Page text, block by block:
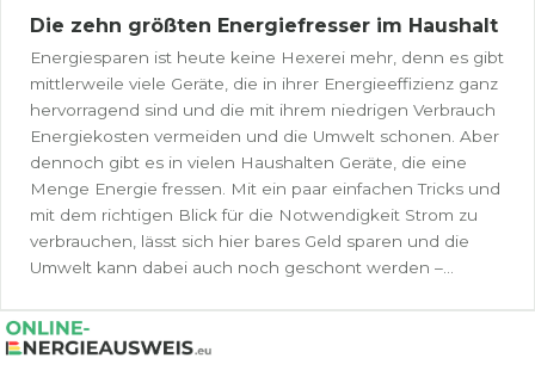
Die zehn größten Energiefresser im Haushalt
Energiesparen ist heute keine Hexerei mehr, denn es gibt
mittlerweile viele Geräte, die in ihrer Energieeffizienz ganz
hervorragend sind und die mit ihrem niedrigen Verbrauch
Energiekosten vermeiden und die Umwelt schonen. Aber
dennoch gibt es in vielen Haushalten Geräte, die eine
Menge Energie fressen. Mit ein paar einfachen Tricks und
mit dem richtigen Blick für die Notwendigkeit Strom zu
verbrauchen, lässt sich hier bares Geld sparen und die
Umwelt kann dabei auch noch geschont werden –...